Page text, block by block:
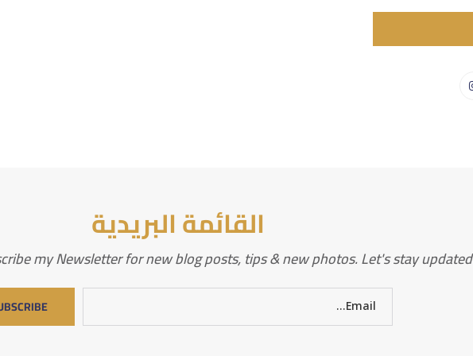
القائمة البريدية
my Newsletter for new blog posts, tips & new photos. Let's stay updated!